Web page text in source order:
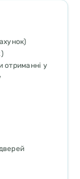
отриманні у